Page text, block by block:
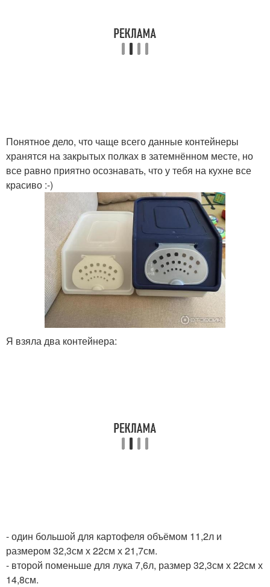
Понятное дело, что чаще всего данные контейнеры
хранятся на закрытых полках в затемнённом месте, но
все равно приятно осознавать, что у тебя на кухне все
красиво :-)
Я взяла два контейнера:
- один большой для картофеля объёмом 11,2л и
размером 32,3см х 22см х 21,7см.
- второй поменьше для лука 7,6л, размер 32,3см х 22см х
14,8см.